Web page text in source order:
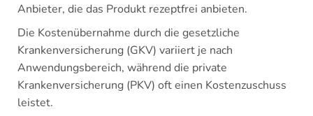
Anbieter, die das Produkt rezeptfrei anbieten.
Die Kostenübernahme durch die gesetzliche
Krankenversicherung (GKV) variiert je nach
Anwendungsbereich, während die private
Krankenversicherung (PKV) oft einen Kostenzuschuss
leistet.